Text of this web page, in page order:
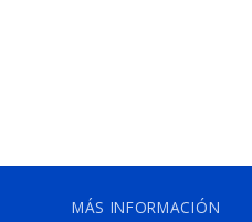
MÁS INFORMACIÓN